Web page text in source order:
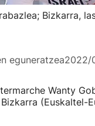
Bizkarra,
eguneratzea2022/
Wanty